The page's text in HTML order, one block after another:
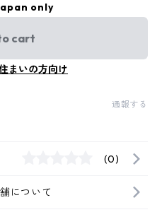
only
cart
まいの方向け
通報する
(0)
について